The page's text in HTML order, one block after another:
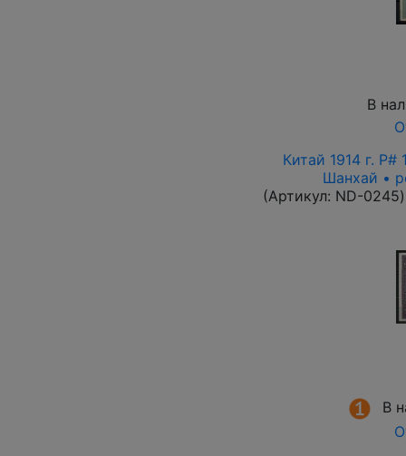
В
Китай 1914 г.
Шанхай •
(Артикул: ND-0245)
В